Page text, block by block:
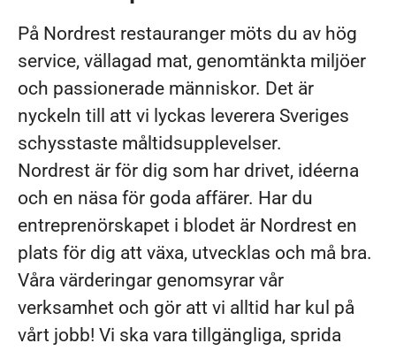
På Nordrest restauranger möts du av hög
service, vällagad mat, genomtänkta miljöer
och passionerade människor. Det är
nyckeln till att vi lyckas leverera Sveriges
schysstaste måltidsupplevelser.
Nordrest är för dig som har drivet, idéerna
och en näsa för goda affärer. Har du
entreprenörskapet i blodet är Nordrest en
plats för dig att växa, utvecklas och må bra.
Våra värderingar genomsyrar vår
verksamhet och gör att vi alltid har kul på
vårt jobb! Vi ska vara tillgängliga, sprida